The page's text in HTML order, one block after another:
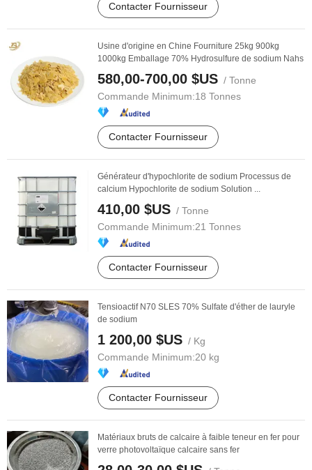
Contacter Fournisseur
Usine d'origine en Chine Fourniture 25kg 900kg
1000kg Emballage 70% Hydrosulfure de sodium Nahs
580,00-700,00 $US / Tonne
Commande Minimum:18 Tonnes
Contacter Fournisseur
Générateur d'hypochlorite de sodium Processus de
calcium Hypochlorite de sodium Solution ...
410,00 $US / Tonne
Commande Minimum:21 Tonnes
Contacter Fournisseur
Tensioactif N70 SLES 70% Sulfate d'éther de lauryle
de sodium
1 200,00 $US / Kg
Commande Minimum:20 kg
Contacter Fournisseur
Matériaux bruts de calcaire à faible teneur en fer pour
verre photovoltaïque calcaire sans fer